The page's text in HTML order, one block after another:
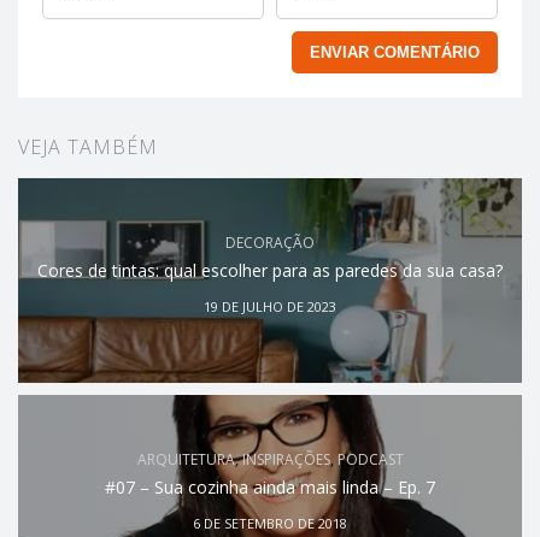
VEJA TAMBÉM
DECORAÇÃO
Cores de tintas: qual escolher para as paredes da sua casa?
19 DE JULHO DE 2023
ARQUITETURA,INSPIRAÇÕES, PODCAST
#07 – Sua cozinha ainda mais linda – Ep. 7
6 DE SETEMBRO DE 2018